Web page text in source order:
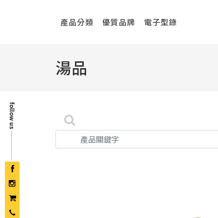
產品分類 優質品牌 電子型錄
湯品
follow us